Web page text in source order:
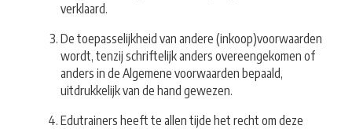
verklaard.
De toepasselijkheid van andere (inkoop)voorwaarden
wordt, tenzij schriftelijk anders overeengekomen of
anders in de Algemene voorwaarden bepaald,
uitdrukkelijk van de hand gewezen.
Edutrainers heeft te allen tijde het recht om deze